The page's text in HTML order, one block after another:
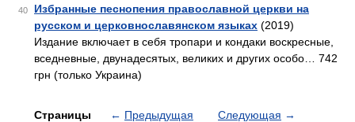
40
Избранные песнопения православной церкви на
русском и церковнославянском языках (2019)
Издание включает в себя тропари и кондаки воскресные,
вседневные, двунадесятых, великих и других особо… 742
грн (только Украина)
Страницы ← Предыдущая Следующая →